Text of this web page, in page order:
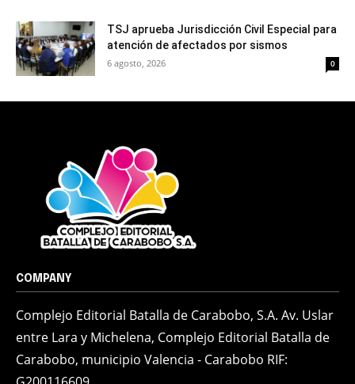
TSJ aprueba Jurisdicción Civil Especial para
atención de afectados por sismos
6 agosto, 2026 0
COMPANY
Complejo Editorial Batalla de Carabobo, S.A. Av. Uslar
entre Lara y Michelena, Complejo Editorial Batalla de
Carabobo, municipio Valencia - Carabobo RIF: